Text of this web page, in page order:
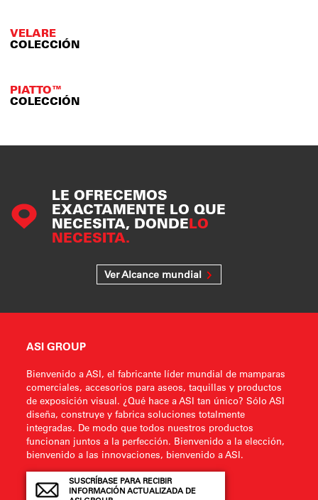
VELARE
COLECCIÓN
PIATTO™
COLECCIÓN
LE OFRECEMOS
EXACTAMENTE LO QUE
NECESITA, DONDELO
NECESITA.
Ver Alcance mundial
ASI GROUP
Bienvenido a ASI, el fabricante líder mundial de mamparas
comerciales, accesorios para aseos, taquillas y productos
de exposición visual. ¿Qué hace a ASI tan único? Sólo ASI
diseña, construye y fabrica soluciones totalmente
integradas. De modo que todos nuestros productos
funcionan juntos a la perfección. Bienvenido a la elección,
bienvenido a las innovaciones, bienvenido a ASI.
SUSCRÍBASE PARA RECIBIR
INFORMACIÓN ACTUALIZADA DE